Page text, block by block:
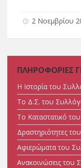
2 Νοεμβρίου
ΠΛΗΡΟΦΟΡΙΕΣ
Η Ιστορία του
Tο Δ.Σ. του
Tο Καταστατικό
Δραστηριότητες
Αφιερώματα του
Ανακοινώσεις του